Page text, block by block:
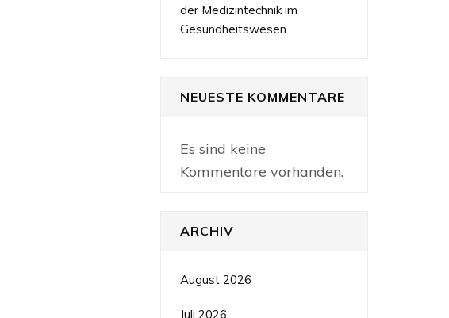
der Medizintechnik im
Gesundheitswesen
NEUESTE KOMMENTARE
Es sind keine
Kommentare vorhanden.
ARCHIV
August 2026
Juli 2026